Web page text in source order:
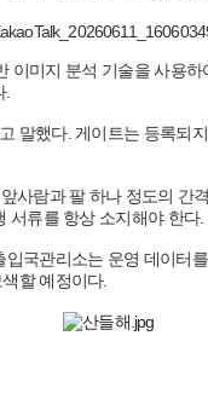
이미지 분석 기술을 사용
.
말했다. 게이트는 등록되
사람과 팔 하나 정도의
서류를 항상 소지해야 한다.
국관리소는 운영 데이터
할 예정이다.